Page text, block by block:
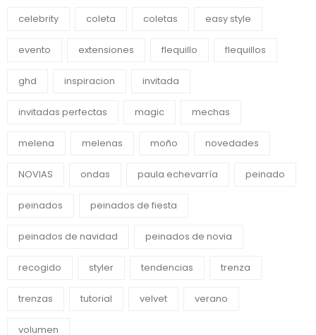
celebrity coleta coletas easy style
evento extensiones flequillo flequillos
ghd inspiracion invitada
invitadas perfectas magic mechas
melena melenas moño novedades
NOVIAS ondas paula echevarría peinado
peinados peinados de fiesta
peinados de navidad peinados de novia
recogido styler tendencias trenza
trenzas tutorial velvet verano
volumen